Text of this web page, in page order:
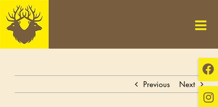
Skip
to
content
Previous Next